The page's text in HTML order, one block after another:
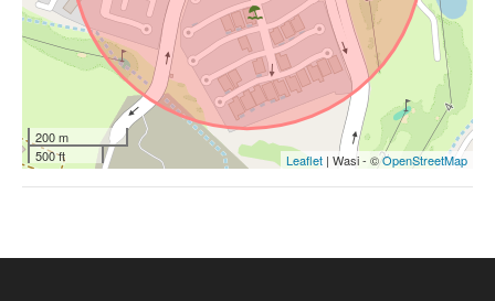
200 m
500 ft
Leaflet | Wasi - ©OpenStreetMap